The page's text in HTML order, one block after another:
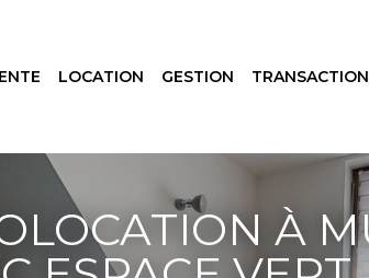
LOCATION GESTION TRANSACTION
À